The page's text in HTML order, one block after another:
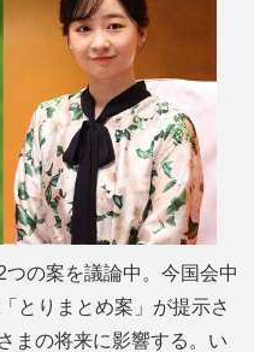
の案を議論中。今国会中
とりまとめ案」が提示さ
まの将来に影響する。い